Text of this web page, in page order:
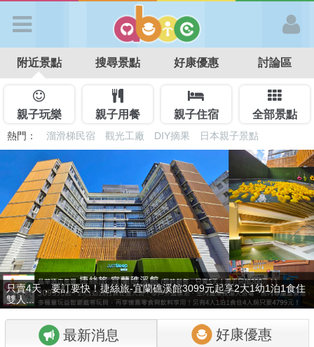
APP登入
首 頁
搜尋景點
好康優惠
最新消息
最新留言
商家合作
附近景點 搜尋景點 好康優惠 討論區
親子玩樂 親子用餐 親子住宿 全部景點
熱門： 溜滑梯民宿 觀光工廠 DIY摘果
日本親子景點
特色遊戲場
親子住房優惠 台北親子餐廳 溫泉泡湯SPA
贈九族文化村門票2張(總價值1100元*2)！4099元享日月潭經典大飯
店...
只賣4天，要訂要快！捷絲旅-宜蘭礁溪館3099元起享2大1幼1泊1食住
雙人...
最新消息 好康優惠